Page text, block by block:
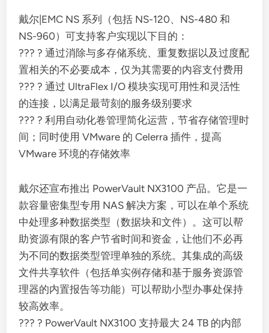
戴尔|EMC NS 系列（包括 NS-120、NS-480 和
NS-960）可支持客户实现以下目的：
??? ? 通过消除与多存储系统、重复数据以及过度配
置相关的不必要成本，仅为其需要的内容支付费用
??? ? 通过 UltraFlex I/O 模块实现可用性和灵活性
的连接，以满足最苛刻的服务级别要求
??? ? 利用自动化卷管理简化运营，节省存储管理时
间；同时使用 VMware 的 Celerra 插件，提高
VMware 环境的存储效率
戴尔还宣布推出 PowerVault NX3100 产品。它是一
款容量密集型专用 NAS 解决方案，可以在单个系统
中处理多种数据类型（数据块和文件）。这可以帮
助资源有限的客户节省时间和资金，让他们不必再
为不同的数据类型管理单独的系统。其集成的高级
文件共享软件（包括单实例存储和基于服务资源管
理器的内置报告等功能）可以帮助小型办事处保持
较高效率。
??? ? PowerVault NX3100 支持最大 24 TB 的内部